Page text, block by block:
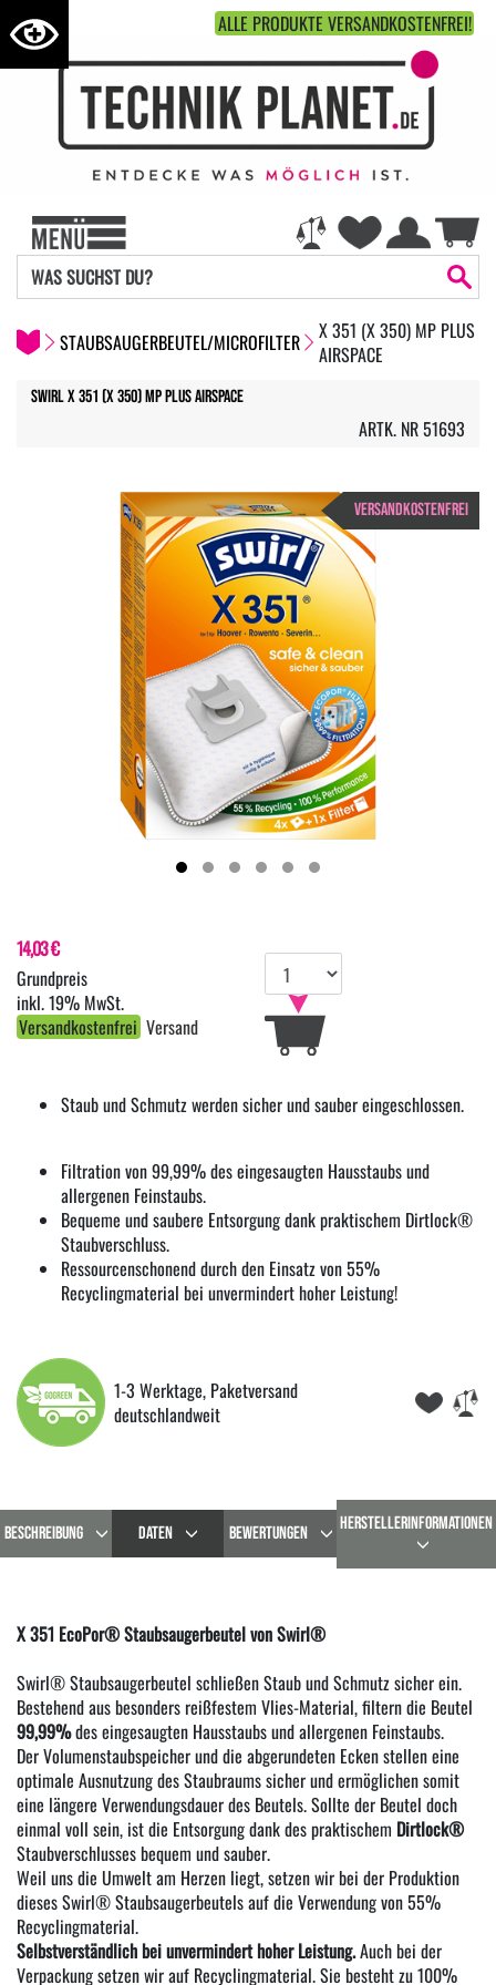
ALLE PRODUKTE VERSANDKOSTENFREI!
STAUBSAUGERBEUTEL/MICROFILTER
X 351 (X 350) MP PLUS
AIRSPACE
Swirl X 351 (X 350) MP Plus AirSpace
ARTK. NR 51693
VERSANDKOSTENFREI
Staub und Schmutz werden sicher und sauber eingeschlossen.
Filtration von 99,99% des eingesaugten Hausstaubs und
allergenen Feinstaubs.
Bequeme und saubere Entsorgung dank praktischem Dirtlock®
Staubverschluss.
Ressourcenschonend durch den Einsatz von 55%
Recyclingmaterial bei unvermindert hoher Leistung!
1-3 Werktage, Paketversand
deutschlandweit
14,03 €
inkl. 19% MwSt.
Versandkostenfrei Versand
BESCHREIBUNG DATEN BEWERTUNGEN HERSTELLERINFORMATIONEN
X 351 EcoPor® Staubsaugerbeutel von Swirl®
Swirl® Staubsaugerbeutel schließen Staub und Schmutz sicher ein.
Bestehend aus besonders reißfestem Vlies-Material, filtern die Beutel
99,99%des eingesaugten Hausstaubs und allergenen Feinstaubs.
Der Volumenstaubspeicher und die abgerundeten Ecken stellen eine
optimale Ausnutzung des Staubraums sicher und ermöglichen somit
eine längere Verwendungsdauer des Beutels. Sollte der Beutel doch
einmal voll sein, ist die Entsorgung dank des praktischem Dirtlock®
Staubverschlusses bequem und sauber.
Weil uns die Umwelt am Herzen liegt, setzen wir bei der Produktion
dieses Swirl® Staubsaugerbeutels auf die Verwendung von 55%
Recyclingmaterial.
Selbstverständlich bei unvermindert hoher Leistung.Auch bei der
Verpackung setzen wir auf Recyclingmaterial. Sie besteht zu 100%